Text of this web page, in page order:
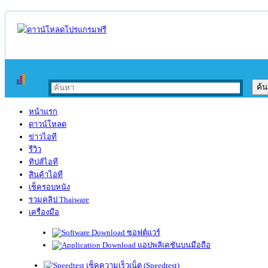
หน้าแรก
ดาวน์โหลด
ข่าวไอที
รีวิว
ทิปส์ไอที
สินค้าไอที
เช็ครอบหนัง
รวมคลิป Thaiware
เครื่องมือ
ซอฟต์แวร์
แอปพลิเคชันบนมือถือ
เช็คความเร็วเน็ต (Speedtest)